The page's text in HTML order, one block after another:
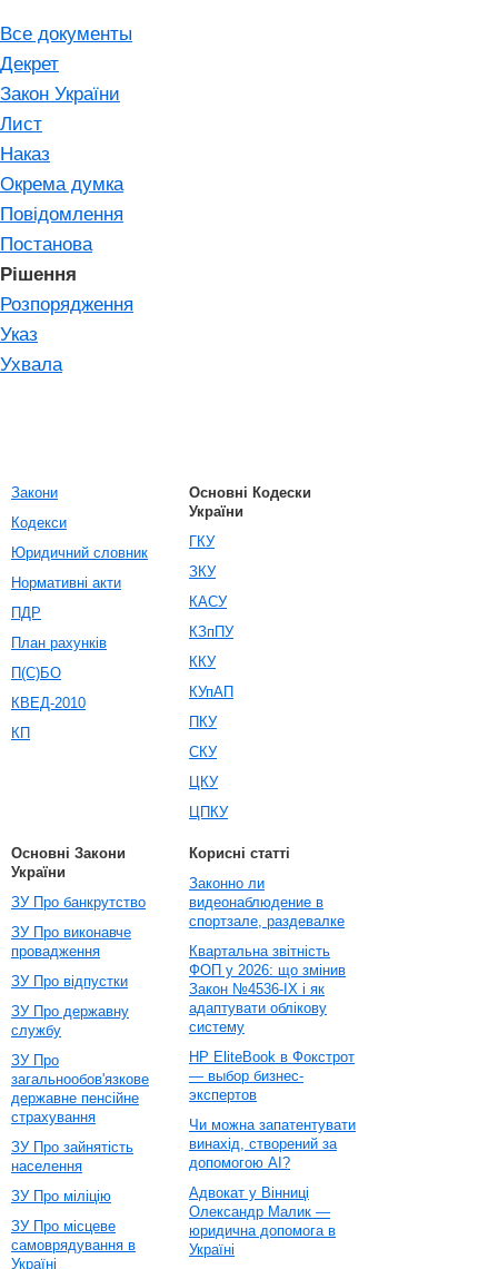
Все документы
Декрет
Закон України
Лист
Наказ
Окрема думка
Повідомлення
Постанова
Рішення
Розпорядження
Указ
Ухвала
Закони
Кодекси
Юридичний словник
Нормативні акти
ПДР
План рахунків
П(С)БО
КВЕД-2010
КП
Основні Кодески
України
ГКУ
ЗКУ
КАСУ
КЗпПУ
ККУ
КУпАП
ПКУ
СКУ
ЦКУ
ЦПКУ
Основні Закони
України
ЗУ Про банкрутство
ЗУ Про виконавче
провадження
ЗУ Про відпустки
ЗУ Про державну
службу
ЗУ Про
загальнообов'язкове
державне пенсійне
страхування
ЗУ Про зайнятість
населення
ЗУ Про міліцію
ЗУ Про місцеве
самоврядування в
Україні
Корисні статті
Законно ли
видеонаблюдение в
спортзале, раздевалке
Квартальна звітність
ФОП у 2026: що змінив
Закон №4536-IX і як
адаптувати облікову
систему
HP EliteBook в Фокстрот
— выбор бизнес-
экспертов
Чи можна запатентувати
винахід, створений за
допомогою AI?
Адвокат у Вінниці
Олександр Малик —
юридична допомога в
Україні